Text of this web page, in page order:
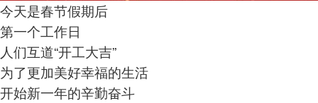
今天是春节假期后
第一个工作日
人们互道“开工大吉”
为了更加美好幸福的生活
开始新一年的辛勤奋斗